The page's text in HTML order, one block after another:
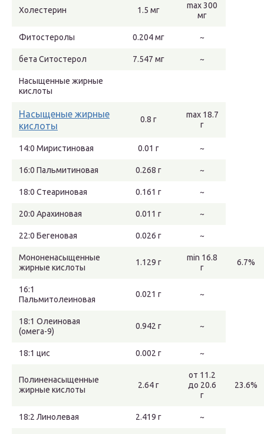
Холестерин 1.5 мг
max 300
мг
Фитостеролы 0.204 мг ~
бета Ситостерол 7.547 мг ~
Насыщенные жирные
кислоты
Насыщеные жирные
кислоты
0.8 г
max 18.7
г
14:0 Миристиновая 0.01 г ~
16:0 Пальмитиновая 0.268 г ~
18:0 Стеариновая 0.161 г ~
20:0 Арахиновая 0.011 г ~
22:0 Бегеновая 0.026 г ~
Мононенасыщенные
жирные кислоты
1.129 г
min 16.8
г
6.7%
16:1
Пальмитолеиновая
0.021 г ~
18:1 Олеиновая
(омега-9)
0.942 г ~
18:1 цис 0.002 г ~
Полиненасыщенные
жирные кислоты
2.64 г
от 11.2
до 20.6
г
23.6%
18:2 Линолевая 2.419 г ~